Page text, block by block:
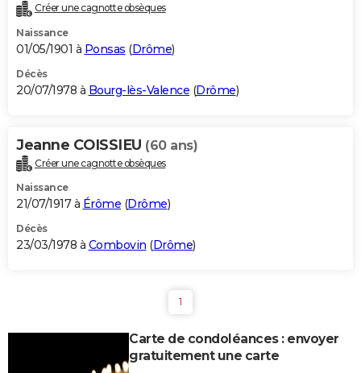
Créer une cagnotte obsèques
Naissance
01/05/1901 à Ponsas (Drôme)
Décès
20/07/1978 à Bourg-lès-Valence (Drôme)
Jeanne COISSIEU (60 ans)
Créer une cagnotte obsèques
Naissance
21/07/1917 à Érôme (Drôme)
Décès
23/03/1978 à Combovin (Drôme)
1
Carte de condoléances : envoyer
gratuitement une carte